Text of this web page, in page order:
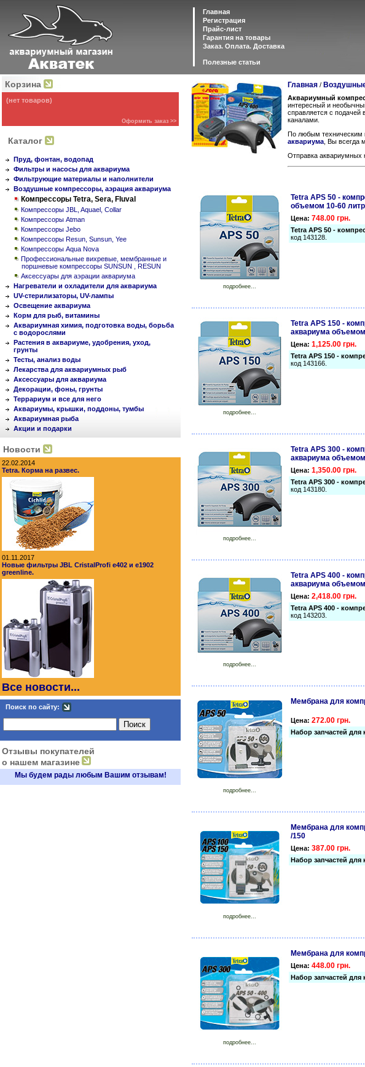
Главная
Регистрация
Прайс-лист
Гарантия на товары
Заказ. Оплата. Доставка
Полезные статьи
Корзина
(нет товаров)
Оформить заказ >>
Каталог
Пруд, фонтан, водопад
Фильтры и насосы для аквариума
Фильтрующие материалы и наполнители
Воздушные компрессоры, аэрация аквариума
Компрессоры Tetra, Sera, Fluval
Компрессоры JBL, Aquael, Collar
Компрессоры Atman
Компрессоры Jebo
Компрессоры Resun, Sunsun, Yee
Компрессоры Aqua Nova
Профессиональные вихревые, мембранные и
поршневые компрессоры SUNSUN , RESUN
Аксессуары для аэрации аквариума
Нагреватели и охладители для аквариума
UV-стерилизаторы, UV-лампы
Освещение аквариума
Корм для рыб, витамины
Аквариумная химия, подготовка воды, борьба
с водорослями
Растения в аквариуме, удобрения, уход,
грунты
Тесты, анализ воды
Лекарства для аквариумных рыб
Аксессуары для аквариума
Декорации, фоны, грунты
Террариум и все для него
Аквариумы, крышки, поддоны, тумбы
Аквариумная рыба
Акции и подарки
Новости
22.02.2014
Tetra. Корма на развес.
01.11.2017
Новые фильтры JBL CristalProfi e402 и e1902
greenline.
Все новости...
Поиск по сайту:
Отзывы покупателей
о нашем магазине
Мы будем рады любым Вашим отзывам!
Главная /
Аквариумный
интересный и
справляется с подачей
каналами.
По любым техническим
аквариума , Вы всегда
Отправка аквариумных
подробнее...
Tetra APS 50 -
объемом 10-60
Цена: 748.00 грн.
Tetra APS 50 -
код 143128.
подробнее...
Tetra APS 150 -
аквариума
Цена: 1,125.00 грн.
Tetra APS 150 -
код 143166.
подробнее...
Tetra APS 300 -
аквариума
Цена: 1,350.00 грн.
Tetra APS 300 -
код 143180.
подробнее...
Tetra APS 400 -
аквариума
Цена: 2,418.00 грн.
Tetra APS 400 -
код 143203.
подробнее...
Мембрана для
Цена: 272.00 грн.
Набор запчастей для
подробнее...
Мембрана для
/150
Цена: 387.00 грн.
Набор запчастей для
подробнее...
Мембрана для
Цена: 448.00 грн.
Набор запчастей для